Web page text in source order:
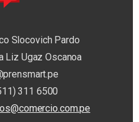
Slocovich Pardo
Liz Ugaz Oscanoa
311 6500